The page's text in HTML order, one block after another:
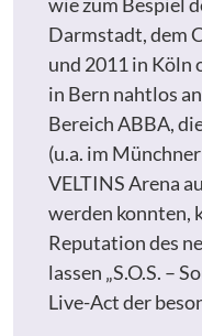
Darmstadt, dem
und 2011 in Köln
in Bern nahtlos
Bereich ABBA,
(u.a. im
VELTINS Arena
werden konnten,
Reputation des
lassen „S.O.S. –
Live-Act der